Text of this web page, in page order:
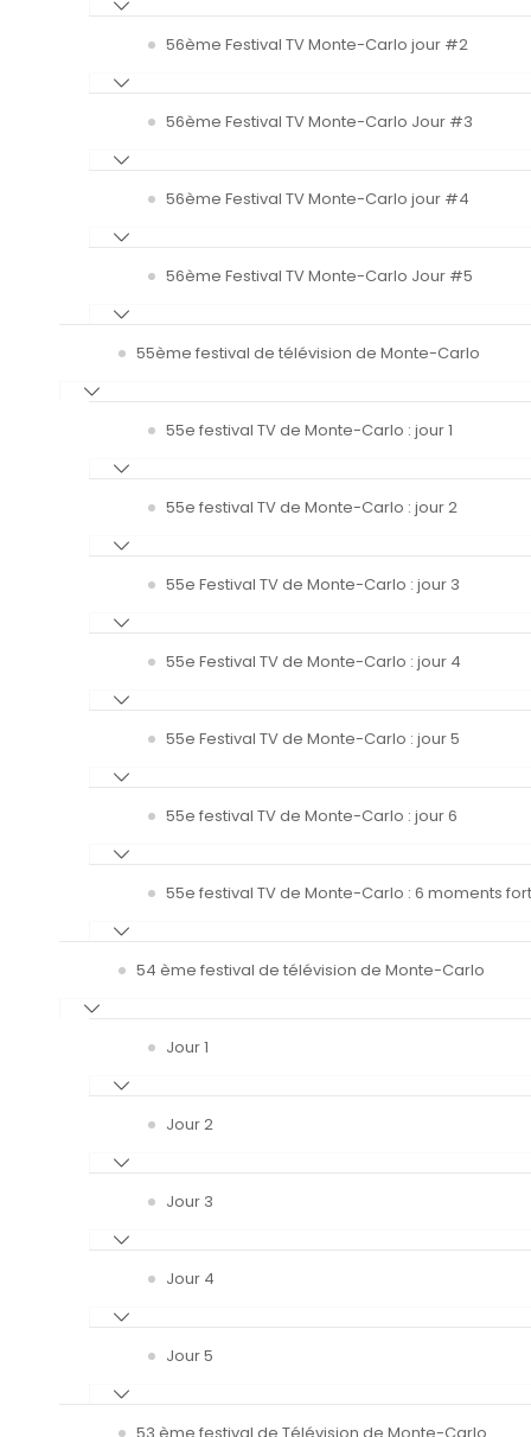
56ème Festival TV Monte-Carlo jour #2
56ème Festival TV Monte-Carlo Jour #3
56ème Festival TV Monte-Carlo jour #4
56ème Festival TV Monte-Carlo Jour #5
55ème festival de télévision de Monte-Carlo
55e festival TV de Monte-Carlo : jour 1
55e festival TV de Monte-Carlo : jour 2
55e Festival TV de Monte-Carlo : jour 3
55e Festival TV de Monte-Carlo : jour 4
55e Festival TV de Monte-Carlo : jour 5
55e festival TV de Monte-Carlo : jour 6
55e festival TV de Monte-Carlo : 6 moments
54 ème festival de télévision de Monte-Carlo
Jour 1
Jour 2
Jour 3
Jour 4
Jour 5